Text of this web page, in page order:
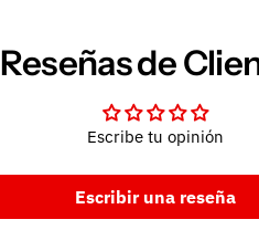
Reseñas de
Escribe tu opinión
Escribir una reseña